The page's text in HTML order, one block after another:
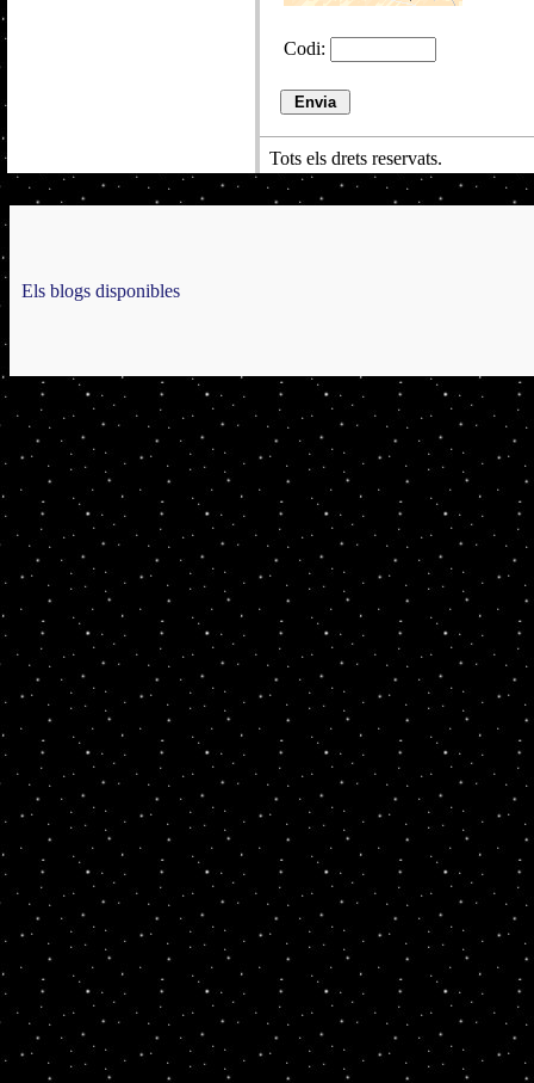
Codi:
Tots els drets reservats.
Els blogs disponibles